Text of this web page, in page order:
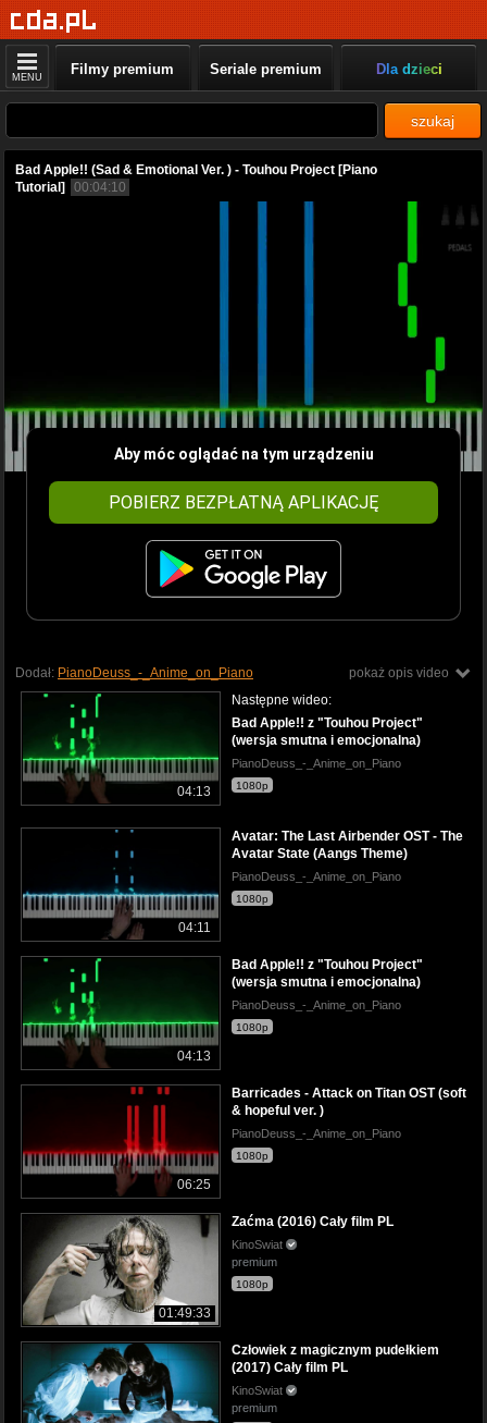
MENU Filmy premium Seriale premium Dla dzieci
szukaj
Bad Apple!! (Sad & Emotional Ver. ) - Touhou Project [Piano
Tutorial]
00:04:10
Aby móc oglądać na tym urządzeniu
POBIERZ BEZPŁATNĄ APLIKACJĘ
pokaż opis video
Dodał: PianoDeuss_-_Anime_on_Piano
04:13
Następne wideo:
Bad Apple!! z "Touhou Project"
(wersja smutna i emocjonalna)
PianoDeuss_-_Anime_on_Piano
1080p
04:11
Avatar: The Last Airbender OST - The
Avatar State (Aangs Theme)
PianoDeuss_-_Anime_on_Piano
1080p
04:13
Bad Apple!! z "Touhou Project"
(wersja smutna i emocjonalna)
PianoDeuss_-_Anime_on_Piano
1080p
06:25
Barricades - Attack on Titan OST (soft
& hopeful ver. )
PianoDeuss_-_Anime_on_Piano
1080p
01:49:33
Zaćma (2016) Cały film PL
KinoSwiat
premium
1080p
Człowiek z magicznym pudełkiem
(2017) Cały film PL
KinoSwiat
premium